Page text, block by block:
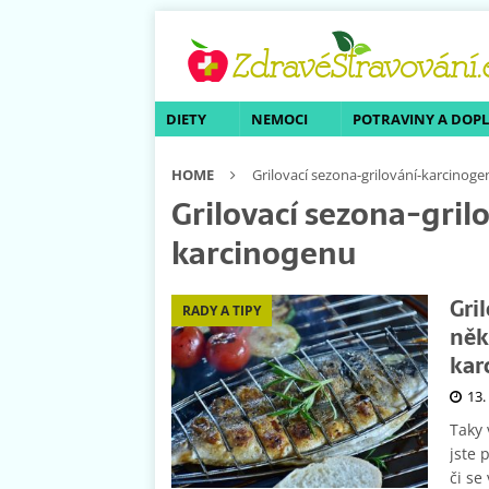
DIETY NEMOCI POTRAVINY A
HOME Grilovací sezona-grilování-
Grilovací sezona-
karcinogenu
RADY A TIPY
jste
či se